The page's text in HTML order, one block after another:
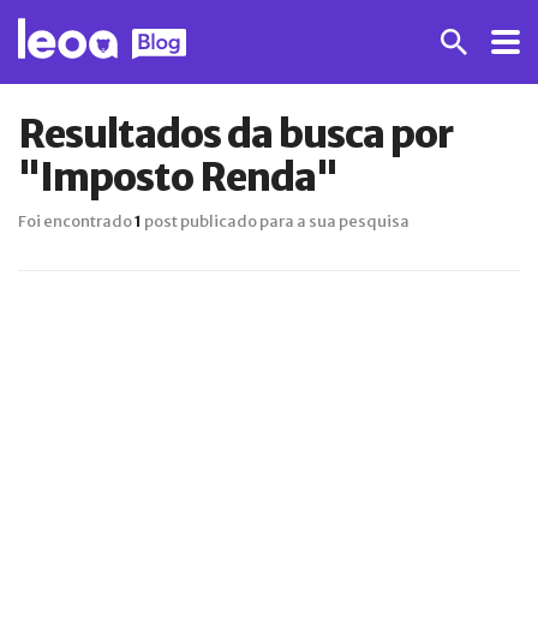
Resultados da busca por
"Imposto Renda"
Foi encontrado1 post publicado para a sua pesquisa